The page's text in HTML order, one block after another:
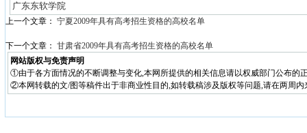
广东东软学院
上一个文章： 宁夏2009年具有高考招生资格的高校名单
下一个文章： 甘肃省2009年具有高考招生资格的高校名单
网站版权与免责声明
①由于各方面情况的不断调整与变化,本网所提供的相关信息请以权威部门公布的
②本网转载的文/图等稿件出于非商业性目的,如转载稿涉及版权等问题,请在两周内